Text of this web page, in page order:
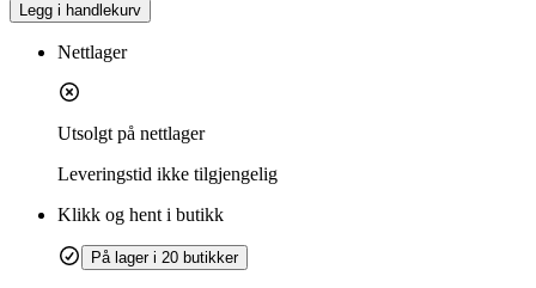
Legg i handlekurv
Nettlager
Utsolgt på nettlager
Leveringstid ikke tilgjengelig
Klikk og hent i butikk
På lager i 20 butikker